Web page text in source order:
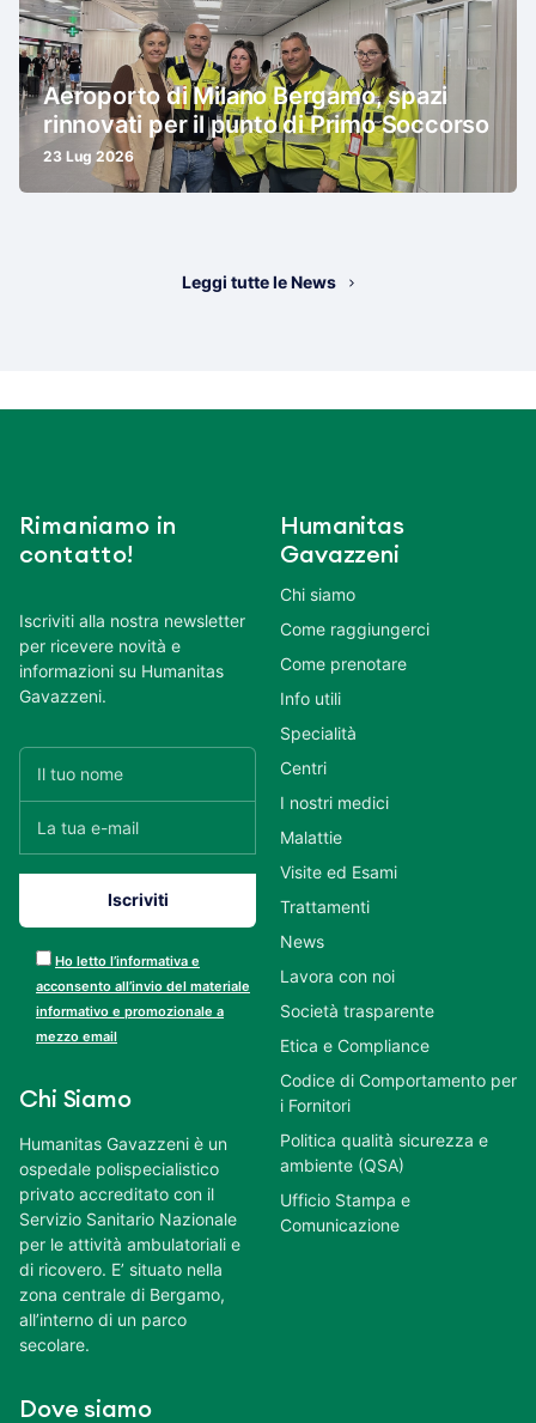
Aeroporto di Milano Bergamo, spazi
rinnovati per il punto di Primo Soccorso
23 Lug 2026
Leggi tutte le News
Rimaniamo in
contatto!
Iscriviti alla nostra newsletter
per ricevere novità e
informazioni su Humanitas
Gavazzeni.
Ho letto l’informativa e
acconsento all’invio del materiale
informativo e promozionale a
mezzo email
Chi Siamo
Humanitas Gavazzeni è un
ospedale polispecialistico
privato accreditato con il
Servizio Sanitario Nazionale
per le attività ambulatoriali e
di ricovero. E’ situato nella
zona centrale di Bergamo,
all’interno di un parco
secolare.
Dove siamo
Humanitas
Gavazzeni
Chi siamo
Come raggiungerci
Come prenotare
Info utili
Specialità
Centri
I nostri medici
Malattie
Visite ed Esami
Trattamenti
News
Lavora con noi
Società trasparente
Etica e Compliance
Codice di Comportamento per
i Fornitori
Politica qualità sicurezza e
ambiente (QSA)
Ufficio Stampa e
Comunicazione